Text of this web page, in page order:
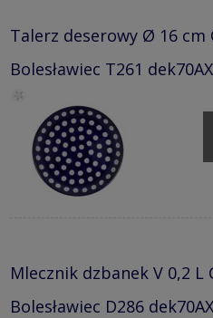
Talerz deserowy Ø 16 cm
Bolesławiec T261 dek70AX
Mlecznik dzbanek V 0,2
Bolesławiec D286 dek70AX